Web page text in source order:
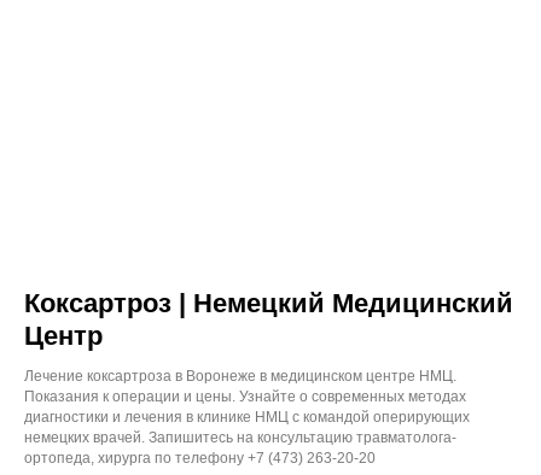
Коксартроз | Немецкий Медицинский
Центр
Лечение коксартроза в Воронеже в медицинском центре НМЦ.
Показания к операции и цены. Узнайте о современных методах
диагностики и лечения в клинике НМЦ с командой оперирующих
немецких врачей. Запишитесь на консультацию травматолога-
ортопеда, хирурга по телефону +7 (473) 263-20-20